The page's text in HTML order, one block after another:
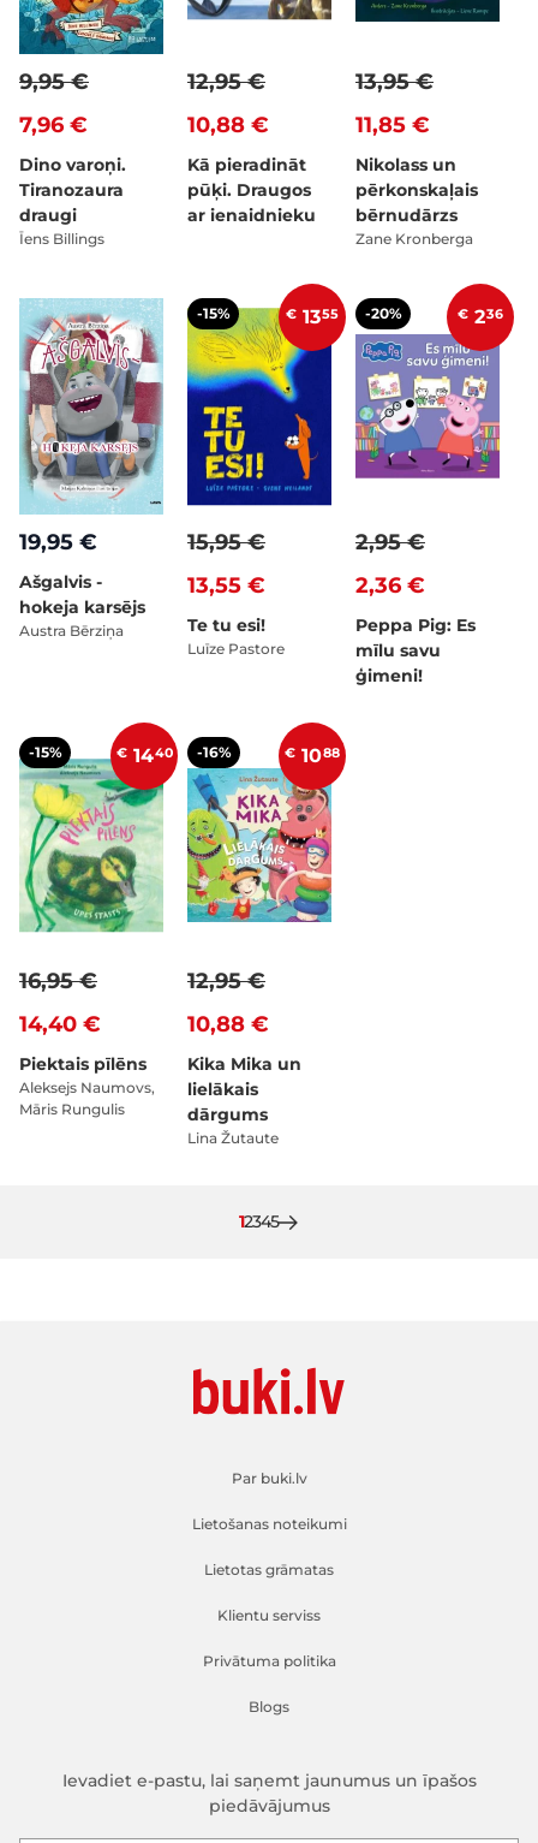
7,96 €
9,95 €
Dino varoņi.
Tiranozaura
draugi
Īens Billings
10,88 €
12,95 €
Kā pieradināt
pūķi. Draugos
ar ienaidnieku
11,85 €
13,95 €
Nikolass un
pērkonskaļais
bērnudārzs
Zane Kronberga
19,95 €
Ašgalvis -
hokeja karsējs
Austra Bērziņa
-15% € 1355
13,55 €
15,95 €
Te tu esi!
Luīze Pastore
-20% € 236
2,36 €
2,95 €
Peppa Pig: Es
mīlu savu
ģimeni!
-15% € 1440
14,40 €
16,95 €
Piektais pīlēns
Aleksejs Naumovs,
Māris Rungulis
-16% € 1088
10,88 €
12,95 €
Kika Mika un
lielākais
dārgums
Lina Žutaute
Pašlaik lasāt lapu
1Lapa
2Lapa
3Lapa
4Lapa
5
Par buki.lv
Lietošanas noteikumi
Lietotas grāmatas
Klientu serviss
Privātuma politika
Blogs
Ievadiet e-pastu, lai saņemt jaunumus un īpašos
piedāvājumus